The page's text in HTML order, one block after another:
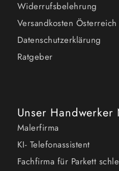
Widerrufsbelehrung
Versandkosten Österreich
Datenschutzerklärung
Ratgeber
Unser Handwerker
Malerfirma
KI- Telefonassistent
Fachfirma für Parkett